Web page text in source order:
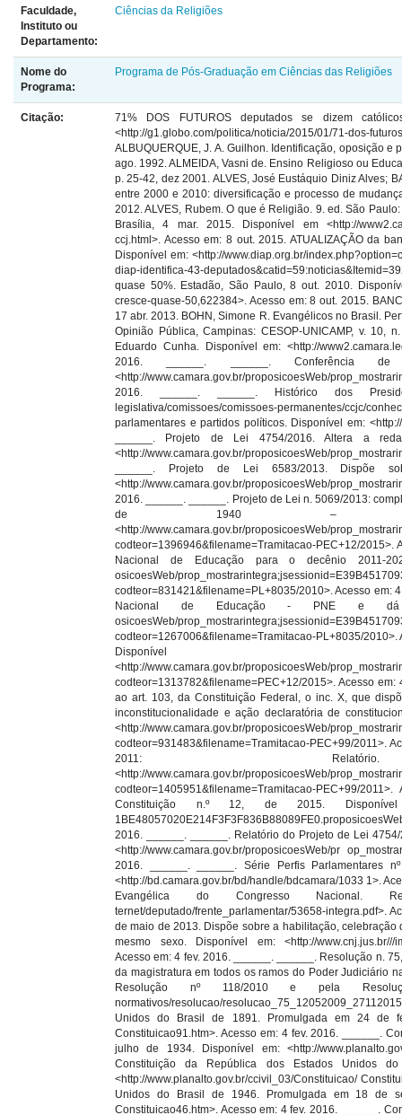
Faculdade,
Instituto ou
Departamento:
Ciências da Religiões
Nome do
Programa:
Programa de Pós-Graduação em Ciências das Religiões
Citação: 71% DOS FUTUROS deputados se dizem católicos e 16%, evangélicos. G1.com.br, São Paulo, 31 jan. 2015. Disponível em <http://g1.globo.com/politica/noticia/2015/01/71-dos-futuros-deputados-se-dizem-catolicos-e-16-evangelicos.html>. Acesso em: 4 jan. 2016. ALBUQUERQUE, J. A. Guilhon. Identificação, oposição e pragmatismo: uma teoria política do voto. Lua Nova, São Paulo: CEDEC, n. 26, p. 53-79, ago. 1992. ALMEIDA, Vasni de. Ensino Religioso ou Educação Moral e Cívica? Revista de Educação do Cogeime, São Paulo: IMSE, ano 11, n. 21, p. 25-42, dez 2001. ALVES, José Eustáquio Diniz Alves; BARROS, Luiz Felipe; CAVENAGHI, Suzana. A dinâmica das filiações religiosas no Brasil entre 2000 e 2010: diversificação e processo de mudança de hegemonia. Rever, São Paulo: PUC-São Paulo, ano 12, n. 2, p. 145-173, jul./dez. 2012. ALVES, Rubem. O que é Religião. 9. ed. São Paulo: Loyola, 1999. ARTHUR Lira é o novo presidente da CCJ. Agência Câmara de Notícias, Brasília, 4 mar. 2015. Disponível em <http://www2.camara.leg.br/camaranoticias/noticias/politica/482674-arthur-lira-e-o-novo-presidente-da-ccj.html>. Acesso em: 8 out. 2015. ATUALIZAÇÃO da bancada evangélica: DIAP identificou 74 deputados. Agência DIAP, Brasília, 6 out. 2014. Disponível em: <http://www.diap.org.br/index.php?option=com_content &view=article&id=24534:bancada-evangelica-levantamento-preliminar-do-diap-identifica-43-deputados&catid=59:noticias&Itemid=392 >. Acesso em: 10 out. 2015. BANCADA evangélica no Congresso Nacional cresce quase 50%. Estadão, São Paulo, 8 out. 2010. Disponível em: <http://politica.estadao.com.br/noticias/geral,bancada-evangelica-no-congresso-cresce-quase-50,622384>. Acesso em: 8 out. 2015. BANCADAS de Deus. Carta Capital, São Paulo: Editora Confiança, ano 18, n. 745, p. 23-25, 17 abr. 2013. BOHN, Simone R. Evangélicos no Brasil. Perfil socioeconômico, afinidades ideológicas e determinantes do comportamento eleitoral. Opinião Pública, Campinas: CESOP-UNICAMP, v. 10, n. 2, p. 288-338, out. 2004. BRASIL. Câmara dos Deputados. Biografia do Deputado Eduardo Cunha. Disponível em: <http://www2.camara.leg.br/deputados/pesquisa/layouts_deputados_biografia?pk=74173>. Acesso em 4 fev. 2016. ______. ______. Conferência de Assinaturas da Proposição PEC 0012/2015. Disponível em: <http://www.camara.gov.br/proposicoesWeb/prop_mostrarintegr a?codteor=1314662&filen ame=Tramitacao-PEC+12/2015> . Acesso em: 4 fev. 2016. ______. ______. Histórico dos Presidentes da CCJC. Disponível em: <http://www2.camara. leg.br/atividade-legislativa/comissoes/comissoes-permanentes/ccjc/conheca/presidencia>. Acesso em: 4 fev. 2016. ______. ______. Líderes de blocos parlamentares e partidos políticos. Disponível em: <http://www.camara.leg.br/Internet/Deputado/bancada.asp>. Acesso em: 4 fev. 2016. ______. ______. Projeto de Lei 4754/2016. Altera a redação do art. 39 da lei 1.079, de 10 de abril de 1950. Disponível em: <http://www.camara.gov.br/proposicoesWeb/prop_mostrarint egra?codteor=1443910&filename=PL+4754/2016>. Acesso em: 4 fev. 2016. ______. ______. Projeto de Lei 6583/2013. Dispõe sobre o Estatuto da Família e dá outras providências. Disponível em: <http://www.camara.gov.br/proposicoesWeb/prop_mostrarint egra?codteor=1159761&filename=Tramitacao-PL+6583/2013>. Acesso em: 4 fev. 2016. ______. ______. Projeto de Lei n. 5069/2013: complementação de voto. Acrescenta o art. 127-A ao Decreto-Lei nº 2.848, de 7 de dezembro de 1940 – Código Penal. Disponível em:<http://www.camara.gov.br/proposicoesWeb/prop_mostrarintegra;jsessionid=1BE48057020E214F3F3F836B88089FE0.proposicoesWebExterno2?codteor=1396946&filename=Tramitacao-PEC+12/2015>. Acesso em 4 fev. 2016. ______. ______. Projeto de Lei n. 8035/2010. Aprova o Plano Nacional de Educação para o decênio 2011-2020 e dá outras providências. Disponível em: <http://www.camara.gov.br/prop osicoesWeb/